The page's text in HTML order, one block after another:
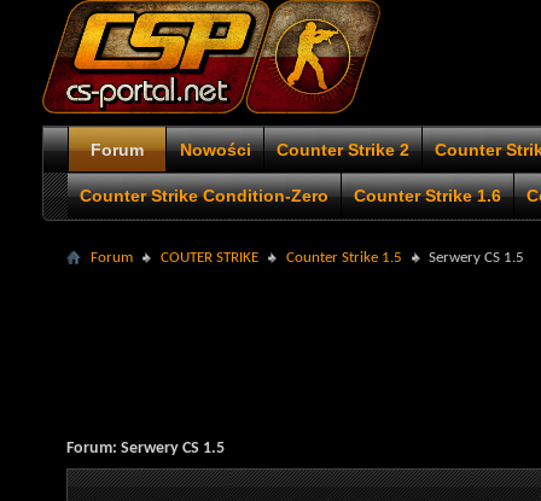
Forum Nowości Counter Strike 2 Counter
Counter Strike Condition-Zero Counter Strike 1.6
Forum COUTER STRIKE Counter Strike 1.5 Serwery CS 1.5
Forum: Serwery CS 1.5